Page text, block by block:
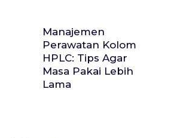
Manajemen
Perawatan Kolom
HPLC: Tips Agar
Masa Pakai Lebih
Lama